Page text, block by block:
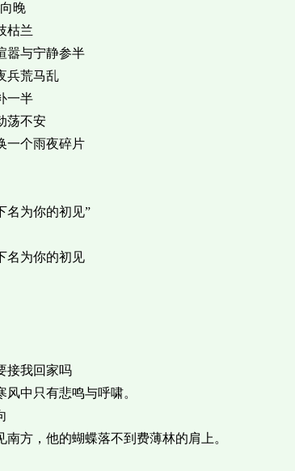
晚
枯兰
嚣与宁静参半
兵荒马乱
一半
荡不安
一个雨夜碎片
名为你的初见”
名为你的初见
接我回家吗
风中只有悲鸣与呼啸。
南方，他的蝴蝶落不到费薄林的肩上。